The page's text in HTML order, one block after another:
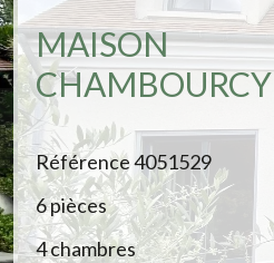
MAISON
CHAMBOURCY
Référence4051529
6 pièces
4 chambres